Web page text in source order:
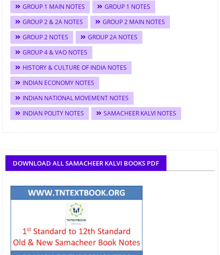
GROUP 1 MAIN NOTES
GROUP 1 NOTES
GROUP 2 & 2A NOTES
GROUP 2 MAIN NOTES
GROUP 2 NOTES
GROUP 2A NOTES
GROUP 4 & VAO NOTES
HISTORY & CULTURE OF INDIA NOTES
INDIAN ECONOMY NOTES
INDIAN NATIONAL MOVEMENT NOTES
INDIAN POLITY NOTES
SAMACHEER KALVI NOTES
DOWNLOAD ALL SAMACHEER KALVI BOOKS PDF